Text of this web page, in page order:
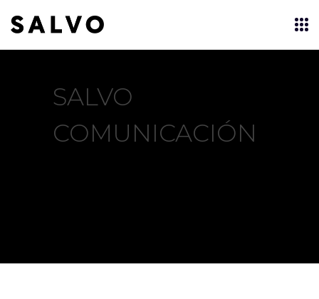
SALVO
COMUNICACIÓN